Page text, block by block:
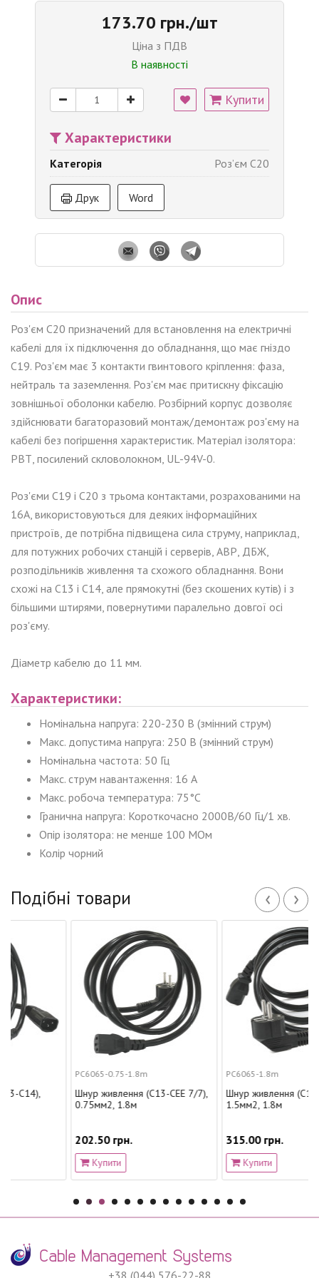
173.70 грн./шт
Ціна з ПДВ
В наявності
Купити
Характеристики
Категорія Роз’єм C20
Друк Word
Опис
Роз'єм С20 призначений для встановлення на електричні
кабелі для їх підключення до обладнання, що має гніздо
С19. Роз'єм має 3 контакти гвинтового кріплення: фаза,
нейтраль та заземлення. Роз'єм має притискну фіксацію
зовнішньої оболонки кабелю. Розбірний корпус дозволяє
здійснювати багаторазовий монтаж/демонтаж роз'єму на
кабелі без погіршення характеристик. Матеріал ізолятора:
РВТ, посилений скловолокном, UL-94V-0.
Роз'єми C19 і C20 з трьома контактами, розрахованими на
16А, використовуються для деяких інформаційних
пристроїв, де потрібна підвищена сила струму, наприклад,
для потужних робочих станцій і серверів, АВР, ДБЖ,
розподільників живлення та схожого обладнання. Вони
схожі на C13 і C14, але прямокутні (без скошених кутів) і з
більшими штирями, повернутими паралельно довгої осі
роз'єму.
Діаметр кабелю до 11 мм.
Характеристики:
Номінальна напруга: 220-230 В (змінний струм)
Макс. допустима напруга: 250 В (змінний струм)
Номінальна частота: 50 Гц
Макс. струм навантаження: 16 A
Макс. робоча температура: 75°С
Гранична напруга: Короткочасно 2000В/60 Гц/1 хв.
Опір ізолятора: не менше 100 МОм
Колір чорний
Подібні товари ‹ ›
PC6065-0.75-1.8m
Шнур живлення (С13-CEE 7/7),
0.75мм2, 1.8м
202.50 грн.
Купити
PC6065-1.8m
Шнур живлення (С13-CEE 7/7),
1.5мм2, 1.8м
315.00 грн.
Купити
+38 (044) 576-22-88